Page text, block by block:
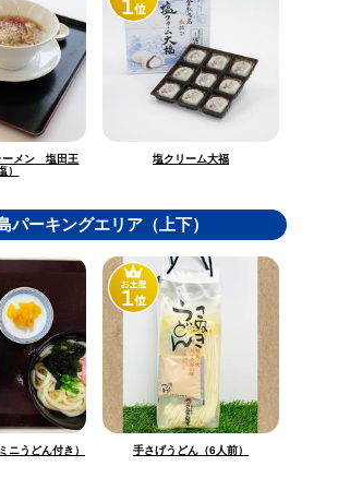
ーメン 塩田王
）
塩クリーム大福
パーキングエリア（上下）
ニうどん付き） 手さげうどん（6人前）